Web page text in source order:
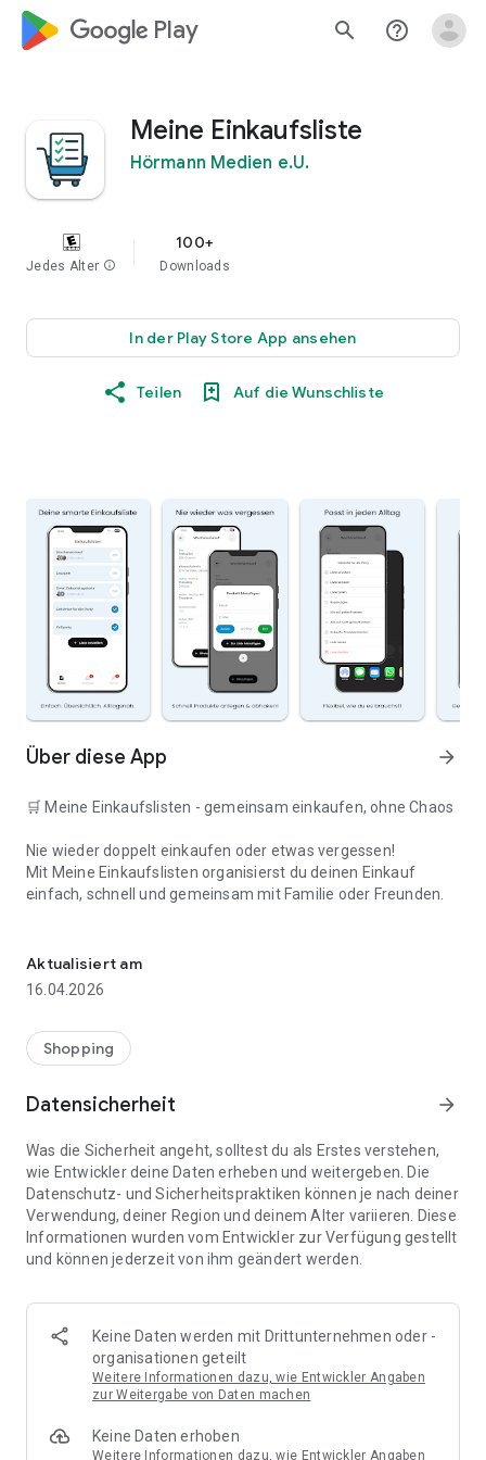
google_logo Play search help_outline
Meine Einkaufsliste
Hörmann Medien e.U.
Jedes Alter info
100+
Downloads
In der Play Store App ansehen
Teilen Auf die Wunschliste
Über diese App arrow_forward
🛒 Meine Einkaufslisten - gemeinsam einkaufen, ohne Chaos
Nie wieder doppelt einkaufen oder etwas vergessen!
Mit Meine Einkaufslisten organisierst du deinen Einkauf
einfach, schnell und gemeinsam mit Familie oder Freunden.
👨‍👩‍👧 Gemeinsame Einkaufslisten in Echtzeit: Alle sehen
⚡ Superschnell & einfach: Liste in Sekunden erstellen und
sofort loslegen.
📱 Immer dabei: Deine Einkaufsliste ist jederzeit auf deinem
🤝 Teilen leicht gemacht: Lade andere ein und erledigt den
Einkauf gemeinsam.
🍳 Zutaten direkt aus Rezepten übernehmen: Importiere
Zutaten von Rezept-Webseiten und verwandle sie
🚀 DEINE VORTEILE IM ALLTAG
* Nie wieder doppelte Einkäufe
* Kein Chaos mehr beim Einkaufen
* Bessere Abstimmung mit Familie & Freunden
* Perfekt für die Essensplanung
Aktualisiert am
16.04.2026
Shopping
Datensicherheit arrow_forward
Was die Sicherheit angeht, solltest du als Erstes verstehen,
wie Entwickler deine Daten erheben und weitergeben. Die
Datenschutz- und Sicherheitspraktiken können je nach deiner
Verwendung, deiner Region und deinem Alter variieren. Diese
Informationen wurden vom Entwickler zur Verfügung gestellt
und können jederzeit von ihm geändert werden.
Keine Daten werden mit Drittunternehmen oder -
organisationen geteilt
Weitere Informationen dazu, wie Entwickler Angaben
zur Weitergabe von Daten machen
Keine Daten erhoben
Weitere Informationen dazu, wie Entwickler Angaben